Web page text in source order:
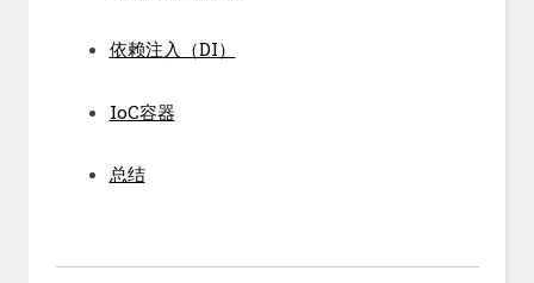
依赖注入（DI）
IoC容器
总结